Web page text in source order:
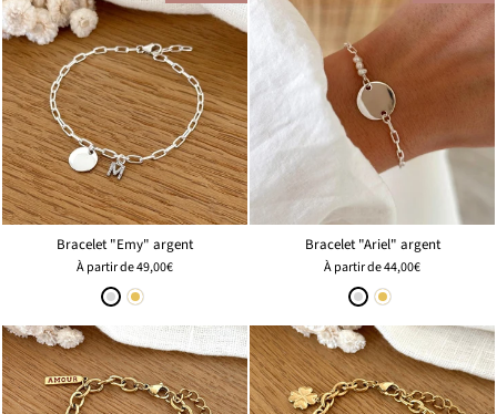
Bracelet "Emy" argent
À partir de49,00€
Bracelet "Ariel" argent
À partir de44,00€